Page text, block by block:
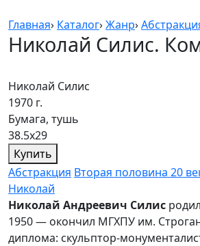
Главная› Каталог›Жанр›
Николай Силис.
Николай Силис
1970 г.
Бумага, тушь
38.5х29
Купить
Абстракция Вторая половина 20
Николай
Николай Андреевич Силис
1950 — окончил МГХПУ им.
диплома: скульптор-